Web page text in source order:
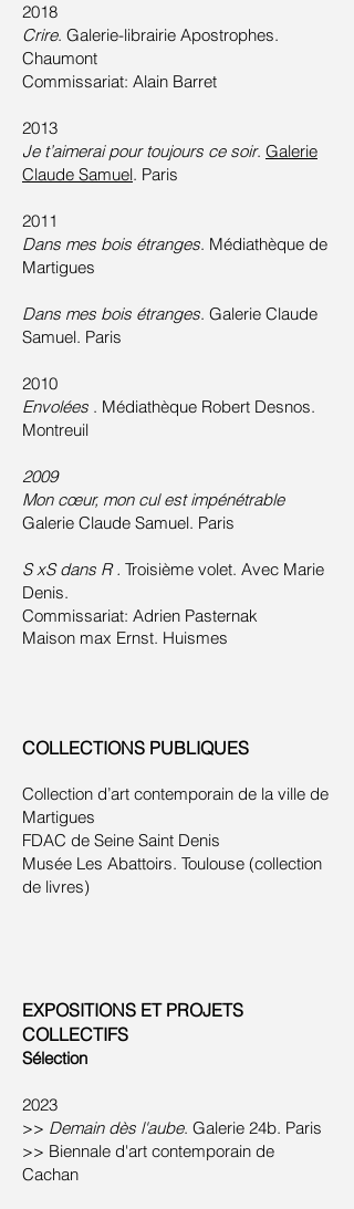
2018
Crire. Galerie-librairie Apostrophes.
Chaumont
Commissariat: Alain Barret
2013
Je t’aimerai pour toujours ce soir. Galerie
Claude Samuel. Paris
2011
Dans mes bois étranges. Médiathèque de
Martigues
Dans mes bois étranges. Galerie Claude
Samuel. Paris
2010
Envolées . Médiathèque Robert Desnos.
Montreuil
2009
Mon cœur, mon cul est impénétrable
Galerie Claude Samuel. Paris
S xS dans R . Troisième volet. Avec Marie
Denis.
Commissariat: Adrien Pasternak
Maison max Ernst. Huismes
COLLECTIONS PUBLIQUES
Collection d’art contemporain de la ville de
Martigues
FDAC de Seine Saint Denis
Musée Les Abattoirs. Toulouse (collection
de livres)
EXPOSITIONS ET PROJETS
COLLECTIFS
Sélection
2023
>> Demain dès l'aube. Galerie 24b. Paris
>> Biennale d'art contemporain de
Cachan